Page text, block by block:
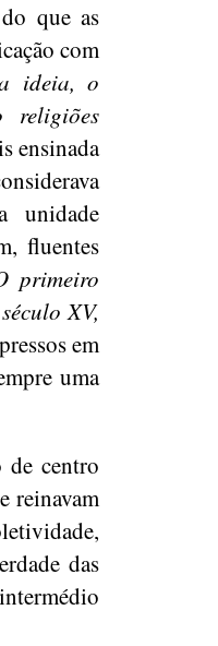
que as
com
ideia, o
religiões
ensinada
unidade
fluentes
primeiro
XV,
em
uma
de centro
reinavam
das